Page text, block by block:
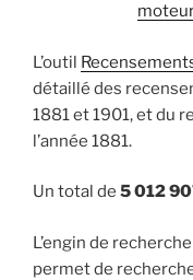
L’outil
détaillé des
1881 et 1901, et du
l’année 1881.
Un total de 5 012
L’engin de
permet de